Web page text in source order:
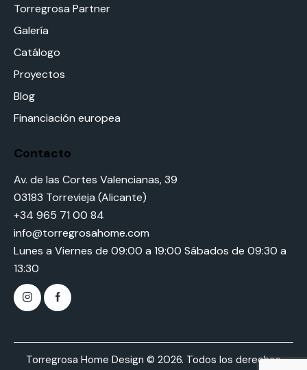
Torregrosa Partner
Galería
Catálogo
Proyectos
Blog
Financiación europea
Contacto
Av. de las Cortes Valencianas, 39
03183 Torrevieja (Alicante)
+34 965 71 00 84
info@torregrosahome.com
Lunes a Viernes de 09:00 a 19:00 Sábados de 09:30 a
13:30
Torregrosa Home Design © 2026. Todos los derechos